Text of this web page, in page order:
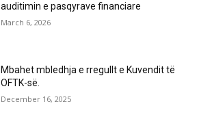
auditimin e pasqyrave financiare
March 6, 2026
Mbahet mbledhja e rregullt e Kuvendit të
OFTK-së.
December 16, 2025